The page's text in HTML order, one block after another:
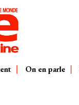
On en parle